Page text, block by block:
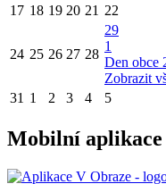
17 18 19 20 21 22
24 25 26 27 28
29
1
Den obce
Zobrazit
31 1 2 3 4 5
Mobilní aplikace